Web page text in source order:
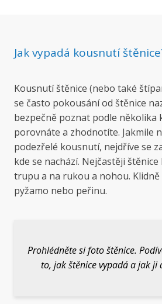
Jak vypadá kousnutí
Kousnutí štěnice (nebo také
se často pokousání od štěnice
bezpečně poznat podle několika
porovnáte a zhodnotíte. Jakmile
podezřelé kousnutí, nejdříve se
kde se nachází. Nejčastěji
trupu a na rukou a nohou.
pyžamo nebo peřinu.
Prohlédněte si foto štěnice.
to, jak štěnice vypadá a jak ji